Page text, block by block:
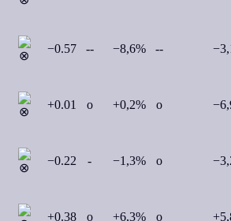
−0.57 -- −8,6% --
+0.01 o +0,2% o
−0.22 - −1,3% o
+0.38 o +6,3% o